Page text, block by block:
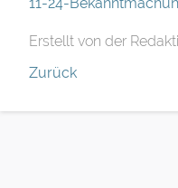
11-24-
Erstellt von der
Zurück